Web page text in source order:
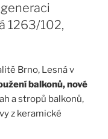
1263/102,
Brno, Lesná v
balkonů, nové
a stropů balkonů,
z keramické